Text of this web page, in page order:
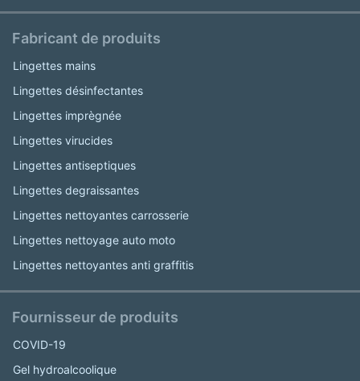
Fabricant de produits
Lingettes mains
Lingettes désinfectantes
Lingettes imprègnée
Lingettes virucides
Lingettes antiseptiques
Lingettes degraissantes
Lingettes nettoyantes carrosserie
Lingettes nettoyage auto moto
Lingettes nettoyantes anti graffitis
Fournisseur de produits
COVID-19
Gel hydroalcoolique